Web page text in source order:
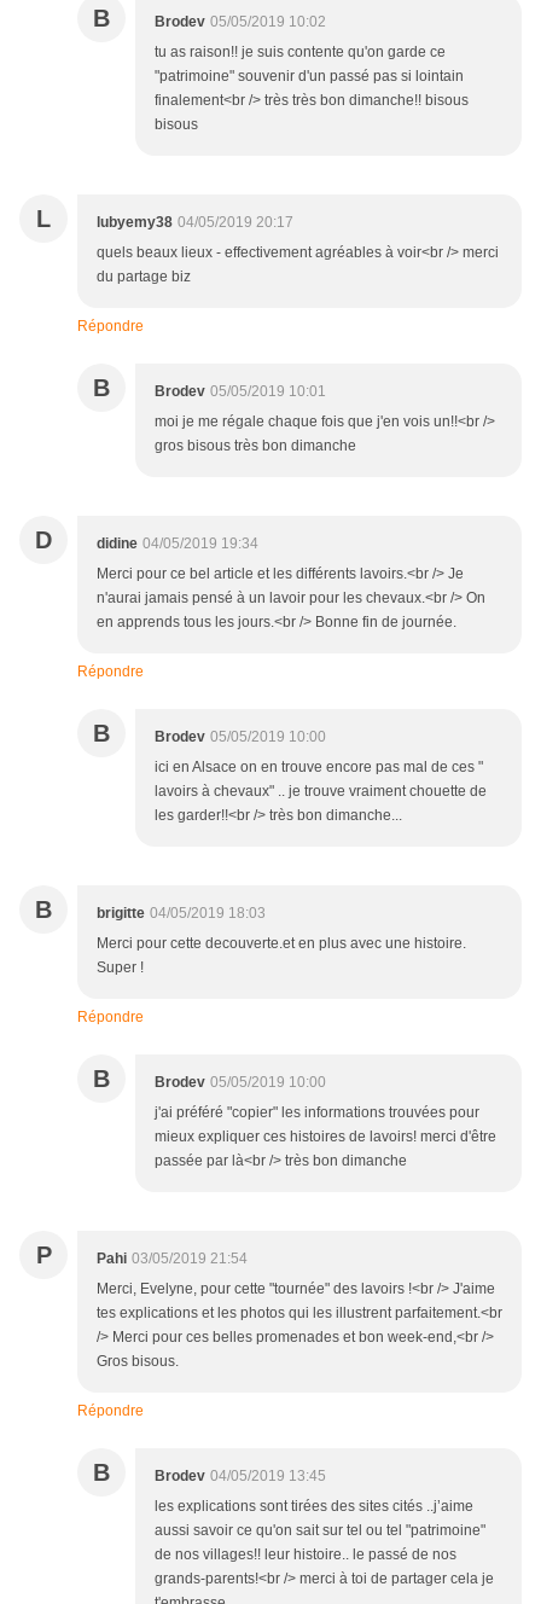
B Brodev 05/05/2019 10:02
tu as raison!! je suis contente qu'on garde ce
"patrimoine" souvenir d'un passé pas si lointain
finalement<br /> très très bon dimanche!! bisous
bisous
L lubyemy38 04/05/2019 20:17
quels beaux lieux - effectivement agréables à voir<br /> merci
du partage biz
Répondre
B Brodev 05/05/2019 10:01
moi je me régale chaque fois que j'en vois un!!<br />
gros bisous très bon dimanche
D didine 04/05/2019 19:34
Merci pour ce bel article et les différents lavoirs.<br /> Je
n'aurai jamais pensé à un lavoir pour les chevaux.<br /> On
en apprends tous les jours.<br /> Bonne fin de journée.
Répondre
B Brodev 05/05/2019 10:00
ici en Alsace on en trouve encore pas mal de ces "
lavoirs à chevaux" .. je trouve vraiment chouette de
les garder!!<br /> très bon dimanche...
B brigitte 04/05/2019 18:03
Merci pour cette decouverte.et en plus avec une histoire.
Super !
Répondre
B Brodev 05/05/2019 10:00
j'ai préféré "copier" les informations trouvées pour
mieux expliquer ces histoires de lavoirs! merci d'être
passée par là<br /> très bon dimanche
P Pahi 03/05/2019 21:54
Merci, Evelyne, pour cette "tournée" des lavoirs !<br /> J'aime
tes explications et les photos qui les illustrent parfaitement.<br
/> Merci pour ces belles promenades et bon week-end,<br />
Gros bisous.
Répondre
B Brodev 04/05/2019 13:45
les explications sont tirées des sites cités ..j’aime
aussi savoir ce qu'on sait sur tel ou tel "patrimoine"
de nos villages!! leur histoire.. le passé de nos
grands-parents!<br /> merci à toi de partager cela je